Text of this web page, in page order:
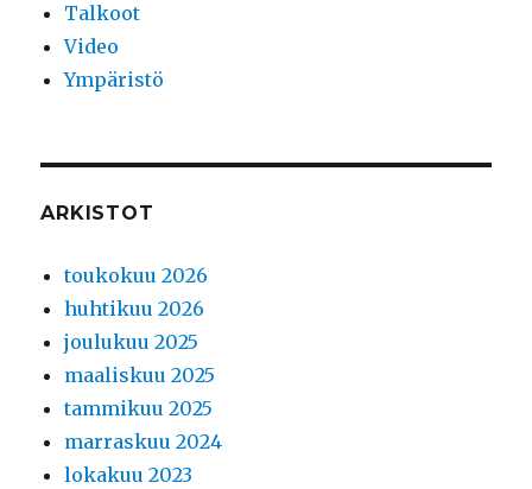
Talkoot
Video
Ympäristö
ARKISTOT
toukokuu 2026
huhtikuu 2026
joulukuu 2025
maaliskuu 2025
tammikuu 2025
marraskuu 2024
lokakuu 2023